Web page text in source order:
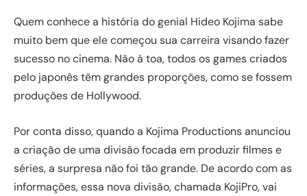
Quem conhece a história do genial Hideo Kojima sabe
muito bem que ele começou sua carreira visando fazer
sucesso no cinema. Não à toa, todos os games criados
pelo japonês têm grandes proporções, como se fossem
produções de Hollywood.
Por conta disso, quando a Kojima Productions anunciou
a criação de uma divisão focada em produzir filmes e
séries, a surpresa não foi tão grande. De acordo com as
informações, essa nova divisão, chamada KojiPro, vai